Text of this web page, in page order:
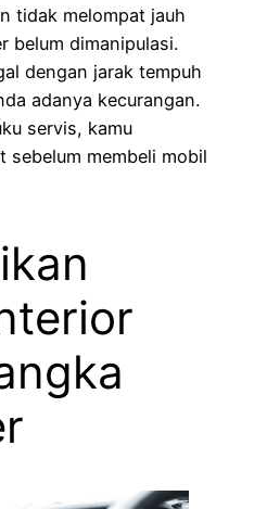
tidak melompat jauh
belum dimanipulasi.
dengan jarak tempuh
adanya kecurangan.
servis, kamu
sebelum membeli mobil